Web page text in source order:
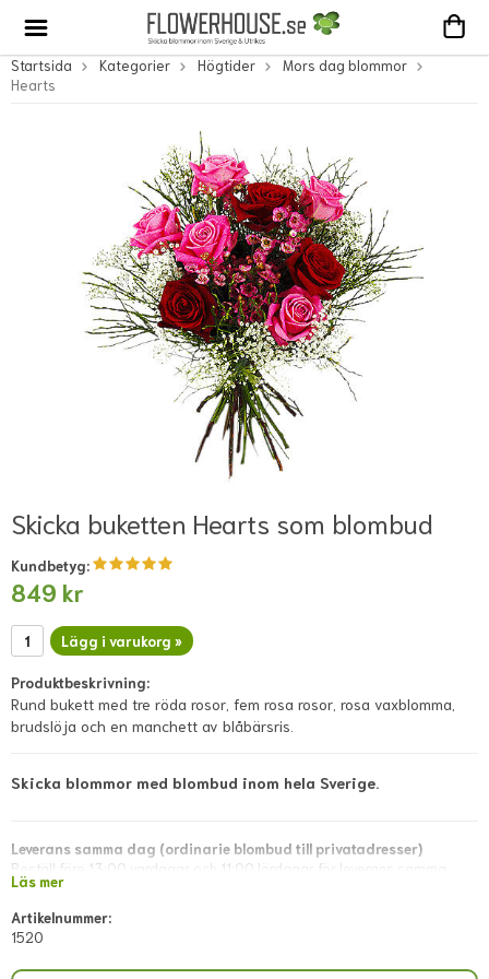
Startsida Kategorier Högtider
Mors dag blommor
Hearts
Skicka buketten Hearts som blombud
Kundbetyg:
849 kr
Lägg i varukorg »
Produktbeskrivning:
Rund bukett med tre röda rosor, fem rosa rosor, rosa vaxblomma,
brudslöja och en manchett av blåbärsris.
Skicka blommor med blombud inom hela Sverige.
Leverans samma dag (ordinarie blombud till privatadresser)
Beställ före 13:00 vardagar och 11:00 lördagar för leverans samma
dag. Lokala avvikelser kan förekomma; dessa visas i direkt kassan eller
Leverans samma dag (blombud till företagsadresser)
Läs mer
Artikelnummer:
1520